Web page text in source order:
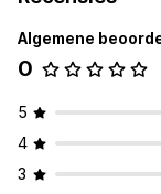
Algemene
0
5
4
3